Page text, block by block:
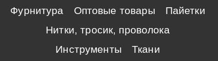
Фурнитура
Оптовые товары
Пайетки
Нитки, тросик, проволока
Инструменты
Ткани